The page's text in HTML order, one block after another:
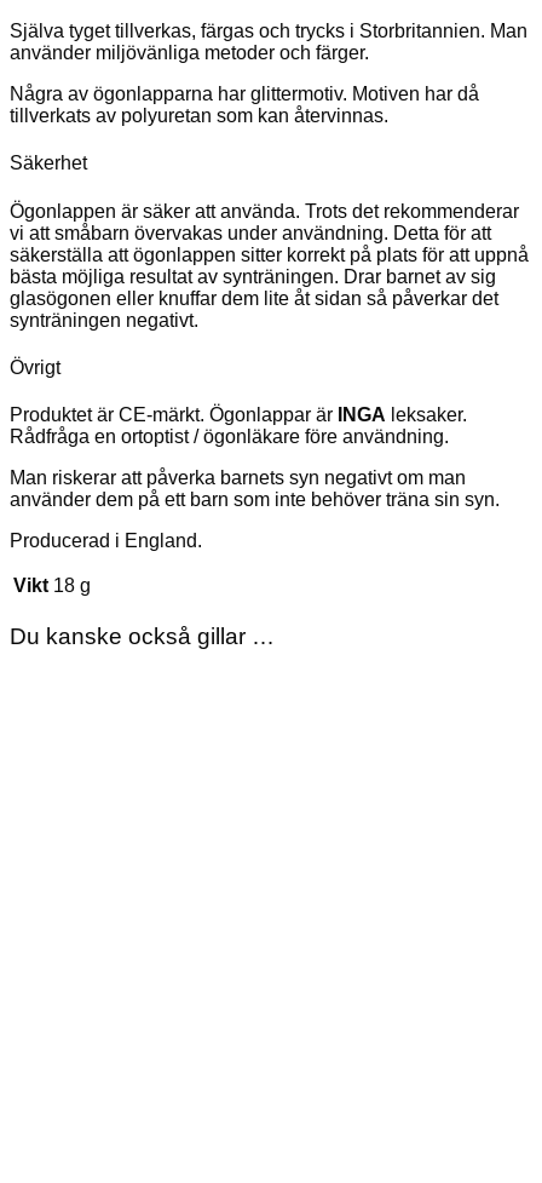
Själva tyget tillverkas, färgas och trycks i Storbritannien. Man
använder miljövänliga metoder och färger.
Några av ögonlapparna har glittermotiv. Motiven har då
tillverkats av polyuretan som kan återvinnas.
Säkerhet
Ögonlappen är säker att använda. Trots det rekommenderar
vi att småbarn övervakas under användning. Detta för att
säkerställa att ögonlappen sitter korrekt på plats för att uppnå
bästa möjliga resultat av synträningen. Drar barnet av sig
glasögonen eller knuffar dem lite åt sidan så påverkar det
synträningen negativt.
Övrigt
Produktet är CE-märkt. Ögonlappar är INGA leksaker.
Rådfråga en ortoptist / ögonläkare före användning.
Man riskerar att påverka barnets syn negativt om man
använder dem på ett barn som inte behöver träna sin syn.
Producerad i England.
Vikt 18 g
Du kanske också gillar …